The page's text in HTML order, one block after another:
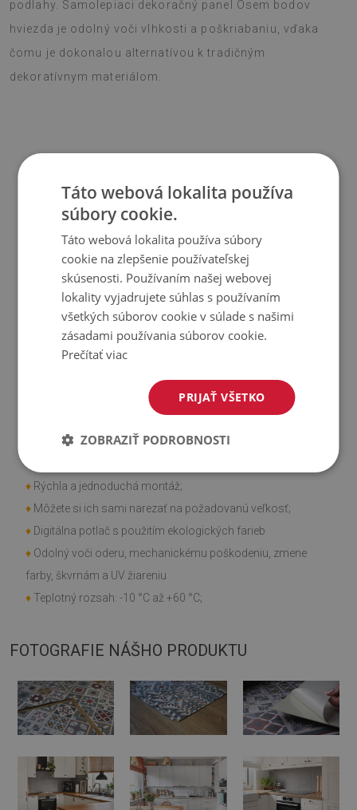
podlahy. Samolepiaci dekoračný panel Osem bodov
hviezda je odolný voči vlhkosti a poškriabaniu, vďaka
čomu je dokonalou alternatívou k tradičným
dekoratívnym materiálom.
Vinyl vystužený PES sieťovinou s lepidlom
Veľkosť panelu: 100x50 cm
Hrúbka obkladu (dlažby): 1,6 mm
Použitie
Interiéry izieb;
Môže sa lepiť na panely, obklady, kov alebo farbu.
♦
♦ Rýchla a jednoduchá montáž;
♦ Môžete si ich sami narezať na požadovanú veľkosť;
♦ Digitálna potlač s použitím ekologických farieb
♦ Odolný voči oderu, mechanickému poškodeniu, zmene
farby, škvrnám a UV žiareniu
♦ Teplotný rozsah: -10 °C až +60 °C;
FOTOGRAFIE NÁŠHO PRODUKTU
Táto webová lokalita používa
súbory cookie.
Táto webová lokalita používa súbory
cookie na zlepšenie používateľskej
skúsenosti. Používaním našej webovej
lokality vyjadrujete súhlas s používaním
všetkých súborov cookie v súlade s našimi
zásadami používania súborov cookie.
Prečítať viac
PRIJAŤ VŠETKO
ZOBRAZIŤ PODROBNOSTI